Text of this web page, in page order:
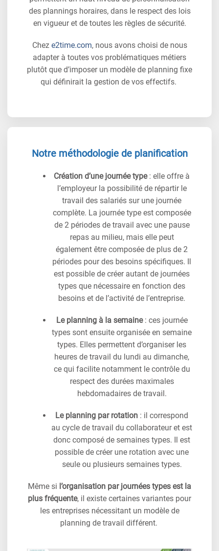
des plannings horaires, dans le respect des lois
en vigueur et de toutes les règles de sécurité.
Chez e2time.com, nous avons choisi de nous
adapter à toutes vos problématiques métiers
plutôt que d’imposer un modèle de planning fixe
qui définirait la gestion de vos effectifs.
Notre méthodologie de planification
Création d’une journée type: elle offre à
l’employeur la possibilité de répartir le
travail des salariés sur une journée
complète. La journée type est composée
de 2 périodes de travail avec une pause
repas au milieu, mais elle peut
également être composée de plus de 2
périodes pour des besoins spécifiques. Il
est possible de créer autant de journées
types que nécessaire en fonction des
besoins et de l’activité de l’entreprise.
Le planning à la semaine: ces journée
types sont ensuite organisée en semaine
types. Elles permettent d’organiser les
heures de travail du lundi au dimanche,
ce qui facilite notamment le contrôle du
respect des durées maximales
hebdomadaires de travail.
Le planning par rotation : il correspond
au cycle de travail du collaborateur et est
donc composé de semaines types. Il est
possible de créer une rotation avec une
seule ou plusieurs semaines types.
Même si l’organisation par journées types est la
plus fréquente, il existe certaines variantes pour
les entreprises nécessitant un modèle de
planning de travail différent.